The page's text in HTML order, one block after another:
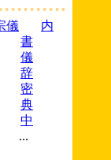
儀
内
書
儀
辞
密
典
中
...